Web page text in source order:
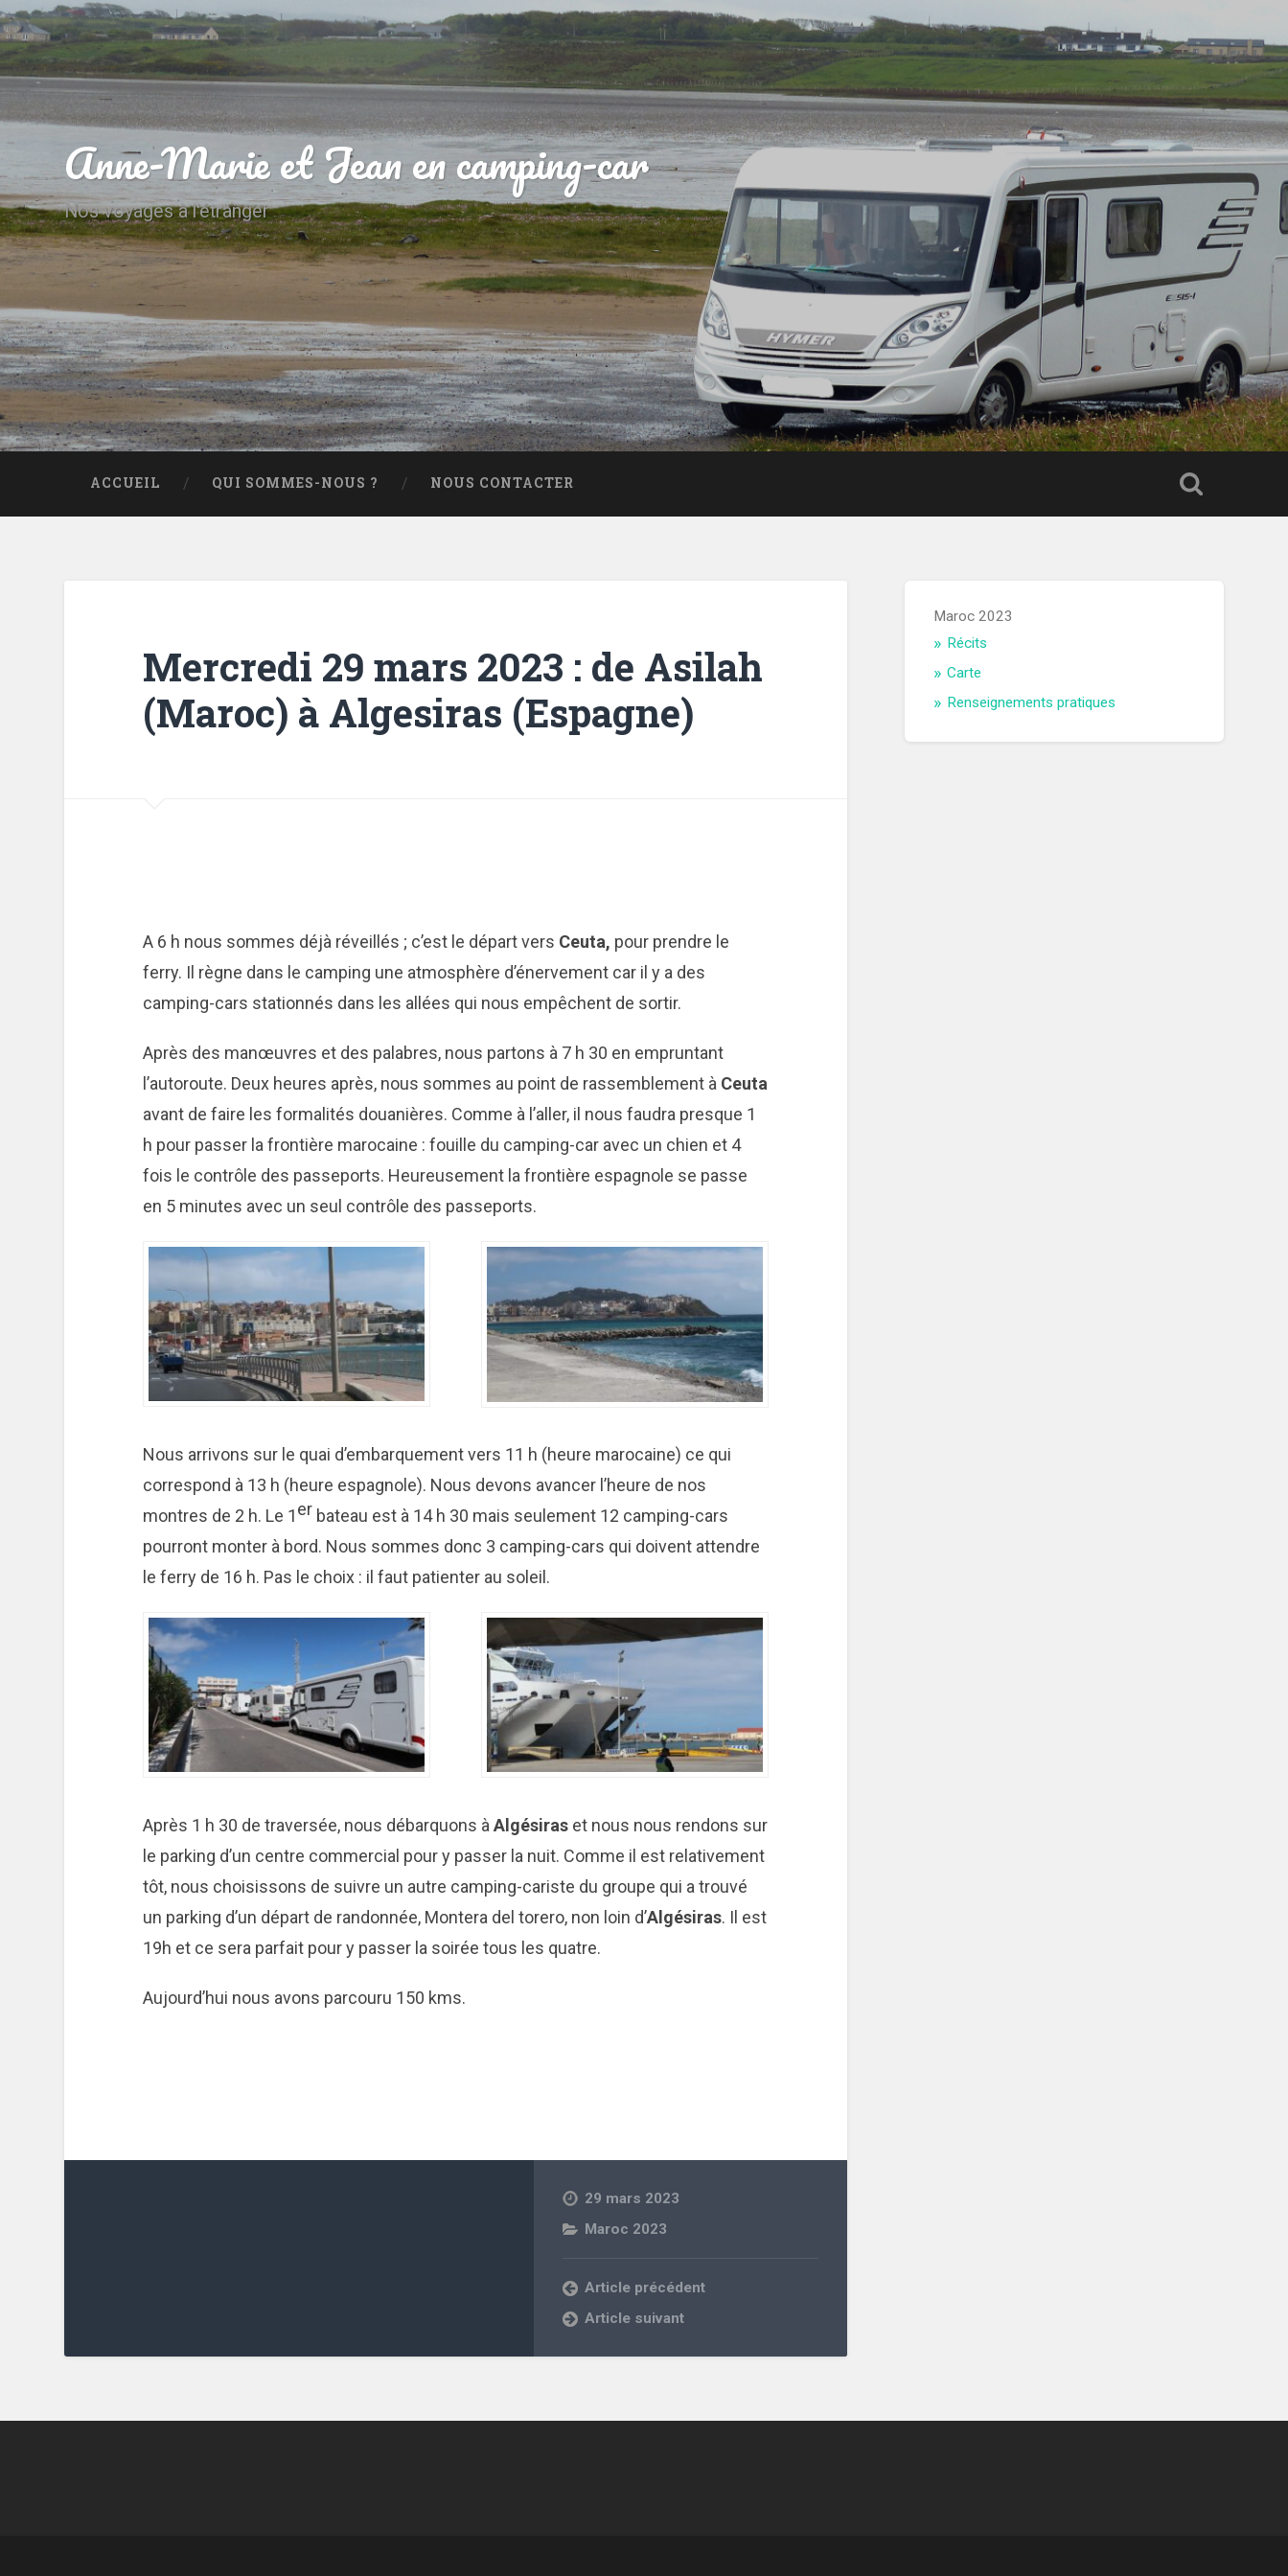
Anne-Marie et Jean en camping-car
Nos voyages à l'étranger
ACCUEIL QUI SOMMES-NOUS ? NOUS CONTACTER
Mercredi 29 mars 2023 : de Asilah
(Maroc) à Algesiras (Espagne)
A 6 h nous sommes déjà réveillés ; c’est le départ vers Ceuta, pour prendre le
ferry. Il règne dans le camping une atmosphère d’énervement car il y a des
camping-cars stationnés dans les allées qui nous empêchent de sortir.
Après des manœuvres et des palabres, nous partons à 7 h 30 en empruntant
l’autoroute. Deux heures après, nous sommes au point de rassemblement à Ceuta
avant de faire les formalités douanières. Comme à l’aller, il nous faudra presque 1
h pour passer la frontière marocaine : fouille du camping-car avec un chien et 4
fois le contrôle des passeports. Heureusement la frontière espagnole se passe
en 5 minutes avec un seul contrôle des passeports.
Nous arrivons sur le quai d’embarquement vers 11 h (heure marocaine) ce qui
correspond à 13 h (heure espagnole). Nous devons avancer l’heure de nos
montres de 2 h. Le 1er bateau est à 14 h 30 mais seulement 12 camping-cars
pourront monter à bord. Nous sommes donc 3 camping-cars qui doivent attendre
le ferry de 16 h. Pas le choix : il faut patienter au soleil.
Après 1 h 30 de traversée, nous débarquons à Algésiraset nous nous rendons sur
le parking d’un centre commercial pour y passer la nuit. Comme il est relativement
tôt, nous choisissons de suivre un autre camping-cariste du groupe qui a trouvé
un parking d’un départ de randonnée, Montera del torero, non loin d’Algésiras. Il est
19h et ce sera parfait pour y passer la soirée tous les quatre.
Aujourd’hui nous avons parcouru 150 kms.
29 mars 2023
Maroc 2023
Article précédent
Article suivant
Maroc 2023
Récits
Carte
Renseignements pratiques